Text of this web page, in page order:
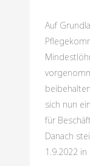
Auf
sich nun
für
Danach
1.9.2022 in